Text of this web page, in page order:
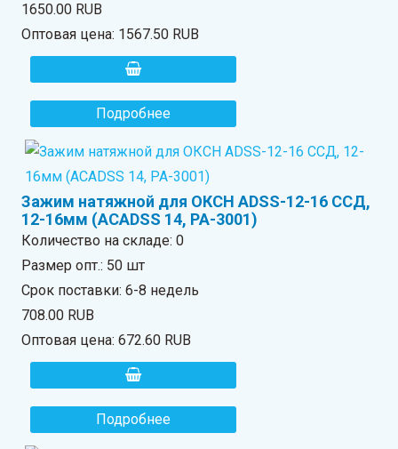
1650.00 RUB
Оптовая цена: 1567.50 RUB
Подробнее
Зажим натяжной для ОКСН ADSS-12-16 ССД,
12-16мм (ACADSS 14, PA-3001)
Количество на складе:0
Размер опт.: 50 шт
Срок поставки: 6-8 недель
708.00 RUB
Оптовая цена:672.60 RUB
Подробнее